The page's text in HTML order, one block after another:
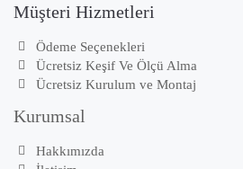
Müşteri Hizmetleri
Ödeme Seçenekleri
Ücretsiz Keşif Ve Ölçü Alma
Ücretsiz Kurulum ve Montaj
Kurumsal
Hakkımızda